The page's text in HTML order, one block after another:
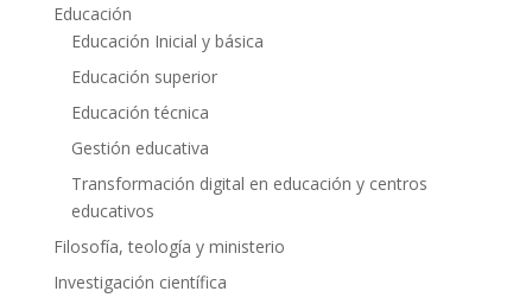
Educación
Educación Inicial y básica
Educación superior
Educación técnica
Gestión educativa
Transformación digital en educación y centros
educativos
Filosofía, teología y ministerio
Investigación científica